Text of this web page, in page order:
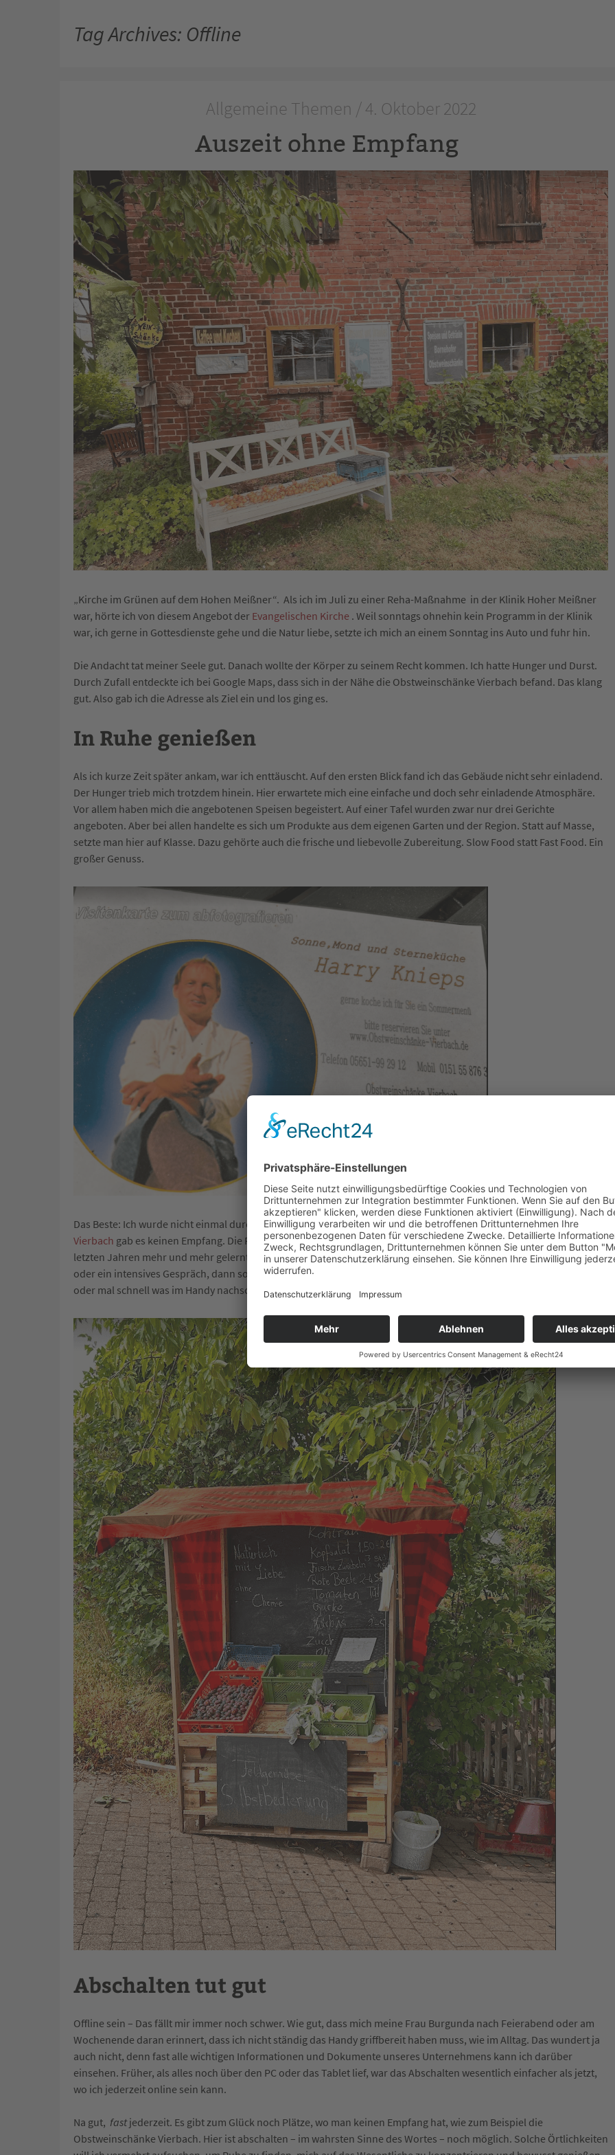
Tag Archives: Offline
Allgemeine Themen / 4. Oktober 2022
Auszeit ohne Empfang
„Kirche im Grünen auf dem Hohen Meißner“. Als ich im Juli zu einer Reha-Maßnahme in der Klinik Hoher Meißner
war, hörte ich von diesem Angebot der Evangelischen Kirche . Weil sonntags ohnehin kein Programm in der Klinik
war, ich gerne in Gottesdienste gehe und die Natur liebe, setzte ich mich an einem Sonntag ins Auto und fuhr hin.
Die Andacht tat meiner Seele gut. Danach wollte der Körper zu seinem Recht kommen. Ich hatte Hunger und Durst.
Durch Zufall entdeckte ich bei Google Maps, dass sich in der Nähe die Obstweinschänke Vierbach befand. Das klang
gut. Also gab ich die Adresse als Ziel ein und los ging es.
In Ruhe genießen
Als ich kurze Zeit später ankam, war ich enttäuscht. Auf den ersten Blick fand ich das Gebäude nicht sehr einladend.
Der Hunger trieb mich trotzdem hinein. Hier erwartete mich eine einfache und doch sehr einladende Atmosphäre.
Vor allem haben mich die angebotenen Speisen begeistert. Auf einer Tafel wurden zwar nur drei Gerichte
angeboten. Aber bei allen handelte es sich um Produkte aus dem eigenen Garten und der Region. Statt auf Masse,
setzte man hier auf Klasse. Dazu gehörte auch die frische und liebevolle Zubereitung. Slow Food statt Fast Food. Ein
großer Genuss.
Das Beste: Ich wurde nicht einmal durch Anrufe oder Nachrichten gestört. Denn hier in derObstweinschänke
Vierbach gab es keinen Empfang. Die Funkstille passte zum Konzept der Gaststätte und zu dem, was ich in den
letzten Jahren mehr und mehr gelernt habe. Wenn ich etwas genießen möchte, ein gutes Essen, einen leckeren Wein
oder ein intensives Gespräch, dann sollte ich die Ruhe dazu haben. Dazu gehört auch, dass ich nicht erreichbar bin
oder mal schnell was im Handy nachschauen kann.
Abschalten tut gut
Offline sein – Das fällt mir immer noch schwer. Wie gut, dass mich meine Frau Burgunda nach Feierabend oder am
Wochenende daran erinnert, dass ich nicht ständig das Handy griffbereit haben muss, wie im Alltag. Das wundert ja
auch nicht, denn fast alle wichtigen Informationen und Dokumente unseres Unternehmens kann ich darüber
einsehen. Früher, als alles noch über den PC oder das Tablet lief, war das Abschalten wesentlich einfacher als jetzt,
wo ich jederzeit online sein kann.
Na gut, fastjederzeit. Es gibt zum Glück noch Plätze, wo man keinen Empfang hat, wie zum Beispiel die
Obstweinschänke Vierbach. Hier ist abschalten – im wahrsten Sinne des Wortes – noch möglich. Solche Örtlichkeiten